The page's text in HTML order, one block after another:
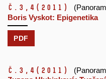
č.3,4 (2011)
Boris Vyskot: Epigenetika
PDF
č.3,4 (2011)